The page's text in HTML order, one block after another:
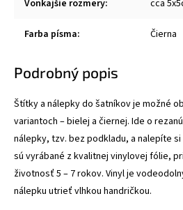
Vonkajšie rozmery: cca
Farba písma: Čierna
Podrobný popis
Štítky a nálepky do šatníkov je možné
variantoch – bielej a čiernej. Ide o
nálepky, tzv. bez podkladu, a nalepíte
sú vyrábané z kvalitnej vinylovej fólie,
životnosť 5 – 7 rokov. Vinyl je
nálepku utrieť vlhkou handričkou.